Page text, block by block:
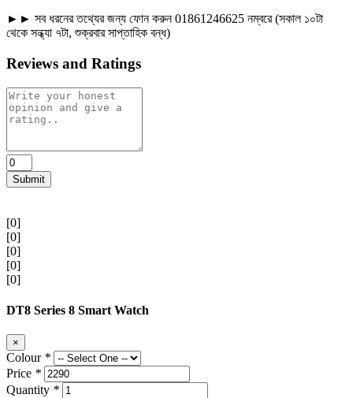
►► সব ধরনের তথ্যের জন্য ফোন করুন 01861246625 নম্বরে (সকাল ১০টা
থেকে সন্ধ্যা ৭টা, শুক্রবার সাপ্তাহিক বন্ধ)
Reviews and Ratings
Submit
[0]
[0]
[0]
[0]
[0]
DT8 Series 8 Smart Watch
×
Colour *
Price *
Quantity *